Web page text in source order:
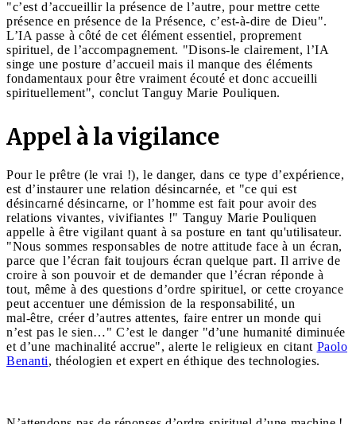
"c’est d’accueillir la présence de l’autre, pour mettre cette
présence en présence de la Présence, c’est-à-dire de Dieu".
L’IA passe à côté de cet élément essentiel, proprement
spirituel, de l’accompagnement. "Disons-le clairement, l’IA
singe une posture d’accueil mais il manque des éléments
fondamentaux pour être vraiment écouté et donc accueilli
spirituellement", conclut Tanguy Marie Pouliquen.
Appel à la vigilance
Pour le prêtre (le vrai !), le danger, dans ce type d’expérience,
est d’instaurer une relation désincarnée, et "ce qui est
désincarné désincarne, or l’homme est fait pour avoir des
relations vivantes, vivifiantes !" Tanguy Marie Pouliquen
appelle à être vigilant quant à sa posture en tant qu'utilisateur.
"Nous sommes responsables de notre attitude face à un écran,
parce que l’écran fait toujours écran quelque part. Il arrive de
croire à son pouvoir et de demander que l’écran réponde à
tout, même à des questions d’ordre spirituel, or cette croyance
peut accentuer une démission de la responsabilité, un
mal-être, créer d’autres attentes, faire entrer un monde qui
n’est pas le sien…" C’est le danger "d’une humanité diminuée
et d’une machinalité accrue", alerte le religieux en citant Paolo
Benanti, théologien et expert en éthique des technologies.